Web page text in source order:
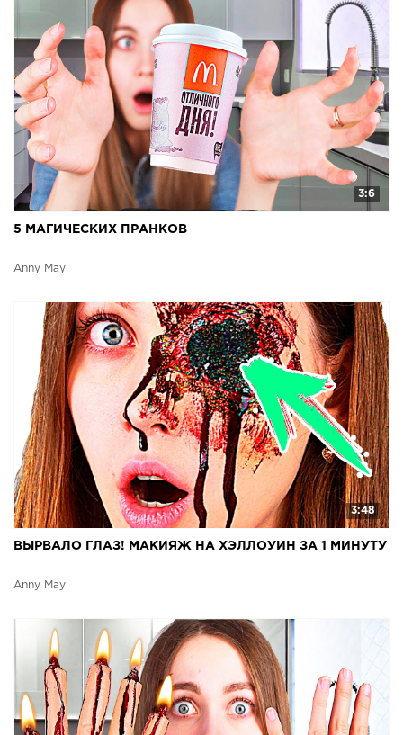
3:6
5 МАГИЧЕСКИХ ПРАНКОВ
Anny May
3:48
ВЫРВАЛО ГЛАЗ! МАКИЯЖ НА ХЭЛЛОУИН ЗА 1 МИНУТУ
Anny May